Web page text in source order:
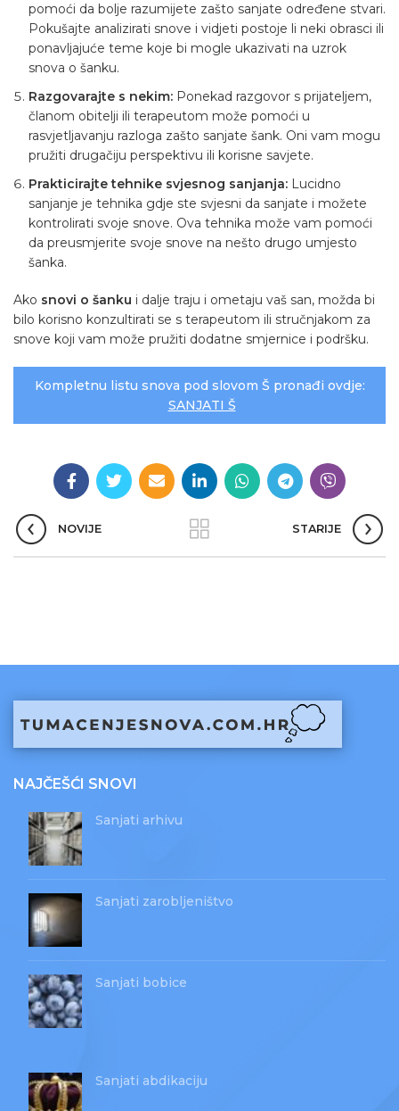
pomoći da bolje razumijete zašto sanjate određene stvari.
Pokušajte analizirati snove i vidjeti postoje li neki obrasci ili
ponavljajuće teme koje bi mogle ukazivati na uzrok
snova o šanku.
Razgovarajte s nekim: Ponekad razgovor s prijateljem,
članom obitelji ili terapeutom može pomoći u
rasvjetljavanju razloga zašto sanjate šank. Oni vam mogu
pružiti drugačiju perspektivu ili korisne savjete.
Prakticirajte tehnike svjesnog sanjanja: Lucidno
sanjanje je tehnika gdje ste svjesni da sanjate i možete
kontrolirati svoje snove. Ova tehnika može vam pomoći
da preusmjerite svoje snove na nešto drugo umjesto
šanka.
Ako snovi o šanku i dalje traju i ometaju vaš san, možda bi
bilo korisno konzultirati se s terapeutom ili stručnjakom za
snove koji vam može pružiti dodatne smjernice i podršku.
Kompletnu listu snova pod slovom Š pronađi ovdje:
SANJATI Š
NOVIJE STARIJE
NAJČEŠĆI SNOVI
Sanjati arhivu
Sanjati zarobljeništvo
Sanjati bobice
Sanjati abdikaciju